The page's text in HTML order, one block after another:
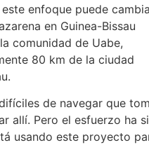
enfoque puede
en Guinea-Bissau
comunidad de Uabe,
80 km de la ciudad
de navegar que
allí. Pero el esfuerzo ha
usando este proyecto